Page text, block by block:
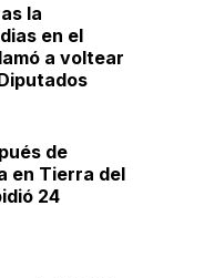
la
en el
a voltear
de
en Tierra del
24